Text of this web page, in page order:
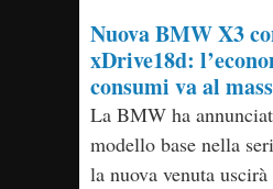
Nuova BMW X3
xDrive18d:
consumi va al
La BMW ha
modello base nella
la nuova venuta